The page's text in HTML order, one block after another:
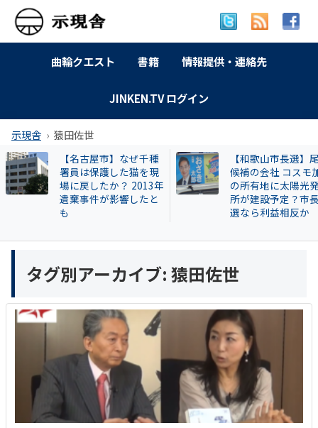
曲輪クエスト 書籍 情報提供・連絡先
JINKEN.TV ログイン
示現舎 猿田佐世
【名古屋市】なぜ千種
署員は保護した猫を現
場に戻したか？ 2013年
遺棄事件が影響したと
も
【和歌山市長選】
候補の会社 コスモ
の所有地に太陽光
所が建設予定？市
選なら利益相反か
タグ別アーカイブ: 猿田佐世